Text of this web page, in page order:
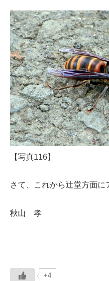
【写真116】
さて、これから辻堂方面に
秋山 孝
+4